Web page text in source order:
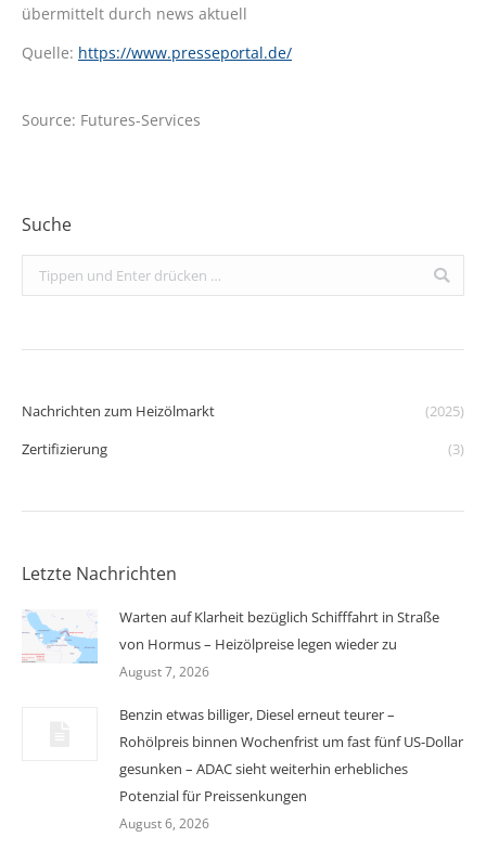
übermittelt durch news aktuell
Quelle: https://www.presseportal.de/
Source: Futures-Services
Suche
Search:
Nachrichten zum Heizölmarkt
(2025)
Zertifizierung
(3)
Letzte Nachrichten
Warten auf Klarheit bezüglich Schifffahrt in Straße
von Hormus – Heizölpreise legen wieder zu
August 7, 2026
Benzin etwas billiger, Diesel erneut teurer –
Rohölpreis binnen Wochenfrist um fast fünf US-Dollar
gesunken – ADAC sieht weiterhin erhebliches
Potenzial für Preissenkungen
August 6, 2026